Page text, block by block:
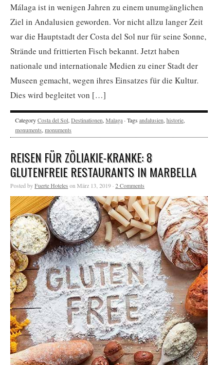
Málaga ist in wenigen Jahren zu einem unumgänglichen
Ziel in Andalusien geworden. Vor nicht allzu langer Zeit
war die Hauptstadt der Costa del Sol nur für seine Sonne,
Strände und frittierten Fisch bekannt. Jetzt haben
nationale und internationale Medien zu einer Stadt der
Museen gemacht, wegen ihres Einsatzes für die Kultur.
Dies wird begleitet von […]
CategoryCosta del Sol,Destinationen,Malaga · Tags andalusien,historie,
monuments,monuments
REISEN FÜR ZÖLIAKIE-KRANKE: 8
GLUTENFREIE RESTAURANTS IN MARBELLA
Posted byFuerte Hoteles on März 13, 2019 · 2 Comments